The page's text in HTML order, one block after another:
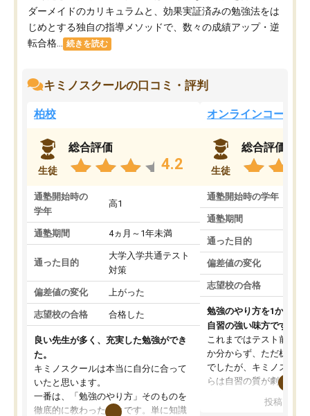
ダーメイドのカリキュラムと、効果実証済みの勉強法をは
じめとする独自の指導メソッドで、数々の成績アップ・逆
転合格...
続きを読む
キミノスクールの口コミ・評判
柏校
生徒
総合評価
4.2
通塾開始時の
学年
高1
通塾期間 4ヵ月～1年未満
通った目的
大学入学共通テスト
対策
偏差値の変化 上がった
志望校の合格 合格した
良い先生が多く、充実した勉強ができ
た。
キミノスクールは本当に自分に合って
いたと思います。
一番は、「勉強のやり方」そのものを
徹底的に教わったことです。単に知識
オンラインコース
生徒
総合評価
通塾開始時の学年
通塾期間
通った目的
偏差値の変化
志望校の合格
勉強のやり方を1から教
自習の強い味方です。
これまではテスト前に何
か分からず、ただ机に座
でしたが、キミノスクー
らは自習の質が劇的に変
を明確にしてくれるの
投稿日：